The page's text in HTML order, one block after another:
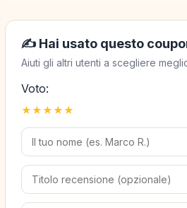
✍️ Hai usato questo
Aiuti gli altri utenti a scegliere
Voto:
★
★
★
★
★